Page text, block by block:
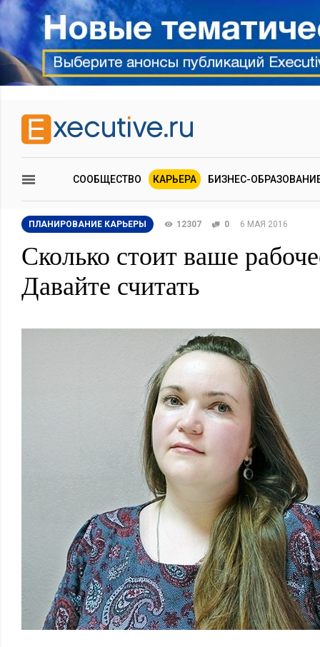
СООБЩЕСТВО КАРЬЕРА БИЗНЕС-
ПЛАНИРОВАНИЕ КАРЬЕРЫ 12307 0 6 МАЯ 2016
Сколько стоит ваше
Давайте считать